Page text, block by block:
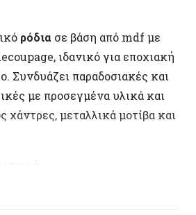
ρόδια σε βάση από mdf με
ιδανικό για εποχιακή
Συνδυάζει παραδοσιακές και
με προσεγμένα υλικά και
χάντρες, μεταλλικά μοτίβα και